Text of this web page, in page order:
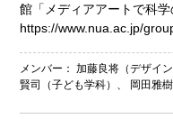
館「メディアアートで科学
https://www.nua.ac.jp/
メンバー：加藤良将（デザイン
賢司（子ども学科）
岡田雅